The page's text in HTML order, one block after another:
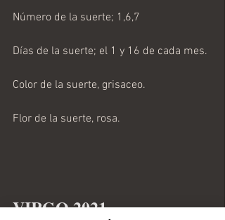
Número de la suerte; 1,6,7
Días de la suerte; el 1 y 16 de cada mes.
Color de la suerte, grisaceo.
Flor de la suerte, rosa.
VIRGO 2021